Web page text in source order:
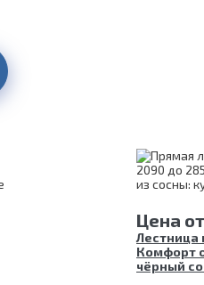
Цена от
Лестница
Комфорт
чёрный